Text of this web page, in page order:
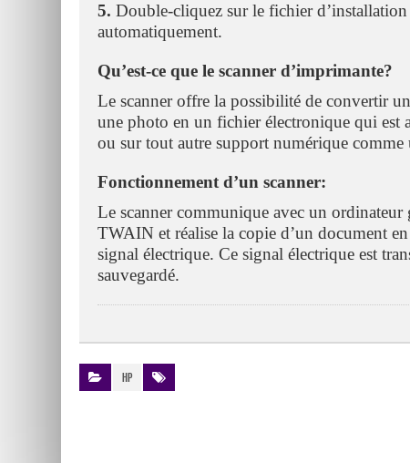
5. Double-cliquez sur le fichier
automatiquement.
Qu’est-ce que le scanner d’imprimante?
Le scanner offre la possibilité de convertir
une photo en un fichier électronique qui est
ou sur tout autre support numérique
Fonctionnement d’un scanner:
Le scanner communique avec un
TWAIN et réalise la copie d’un document
signal électrique. Ce signal électrique est
sauvegardé.
HP